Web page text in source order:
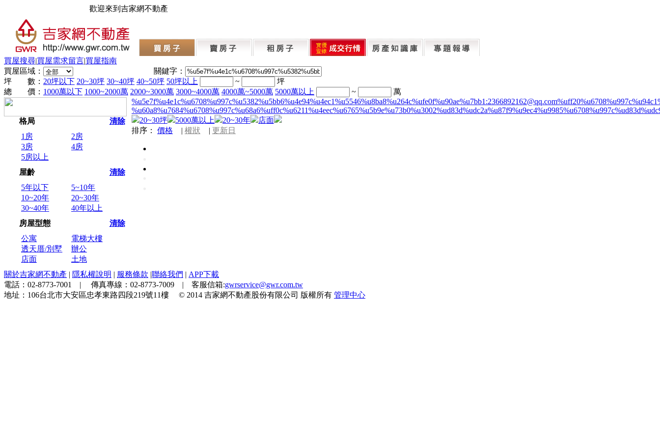
歡迎來到吉家網不動產
買屋搜尋|買屋需求留言|買屋指南
買屋區域：
關鍵字：
坪 數： 20坪以下 20~30坪 30~40坪 40~50坪 50坪以上 ~
坪
總 價： 1000萬以下 1000~2000萬 2000~3000萬 3000~4000萬 4000萬~5000萬 5000萬以上 ~ 萬
格局
清除
1房
2房
3房
4房
5房以上
屋齡
清除
5年以下
5~10年
10~20年
20~30年
30~40年
40年以上
房屋型態
清除
公寓
電梯大樓
透天厝/別墅
辦公
店面
土地
20~30坪
5000萬以上 20~30年
店面
排序： 價格 | 權狀 | 更新日
關於吉家網不動產 | 隱私權說明 | 服務條款 |聯絡我們 | APP下載
電話： 02-8773-7001 | 傳真專線： 02-8773-7009 | 客服信箱:gwrservice@gwr.com.tw
地址： 106台北市大安區忠孝東路四段219號11樓 © 2014 吉家網不動產股份有限公司 版權所有 管理中心